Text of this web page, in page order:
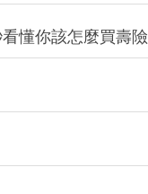
懂你該怎麼買壽險